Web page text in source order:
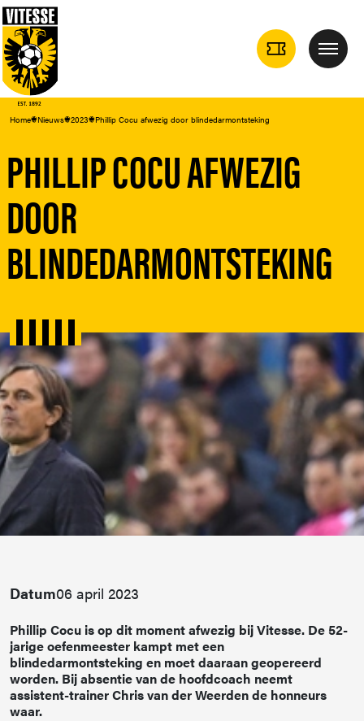
TICKETS
Menu
Home Nieuws 2023 Phillip Cocu afwezig door blindedarmontsteking
PHILLIP COCU AFWEZIG
DOOR
BLINDEDARMONTSTEKING
Datum06 april 2023
Phillip Cocu is op dit moment afwezig bij Vitesse. De 52-
jarige oefenmeester kampt met een
blindedarmontsteking en moet daaraan geopereerd
worden. Bij absentie van de hoofdcoach neemt
assistent-trainer Chris van der Weerden de honneurs
waar.